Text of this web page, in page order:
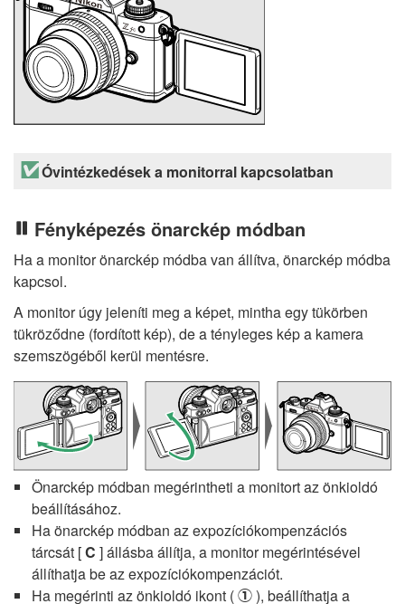
Óvintézkedések a monitorral kapcsolatban
Fényképezés önarckép módban
Ha a monitor önarckép módba van állítva, önarckép módba
kapcsol.
A monitor úgy jeleníti meg a képet, mintha egy tükörben
tükröződne (fordított kép), de a tényleges kép a kamera
szemszögéből kerül mentésre.
Önarckép módban megérintheti a monitort az önkioldó
beállításához.
Ha önarckép módban az expozíciókompenzációs
tárcsát [C ] állásba állítja, a monitor megérintésével
állíthatja be az expozíciókompenzációt.
Ha megérinti az önkioldó ikont ( q ), beállíthatja a